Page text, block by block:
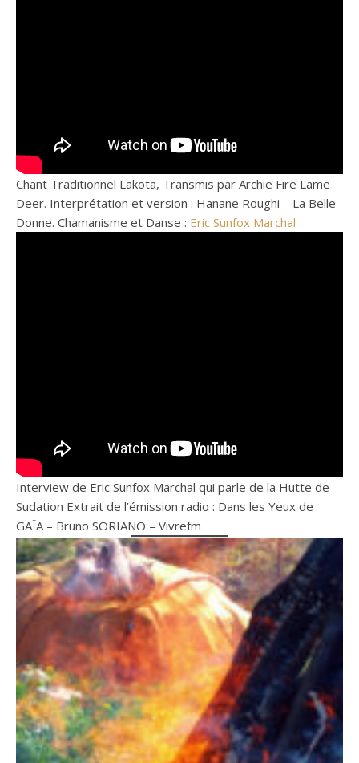
Chant Traditionnel Lakota, Transmis par Archie Fire Lame
Deer. Interprétation et version : Hanane Roughi – La Belle
Donne. Chamanisme et Danse : Eric Sunfox Marchal
Interview de Eric Sunfox Marchal qui parle de la Hutte de
Sudation Extrait de l’émission radio : Dans les Yeux de
GAÏA – Bruno SORIANO – Vivrefm